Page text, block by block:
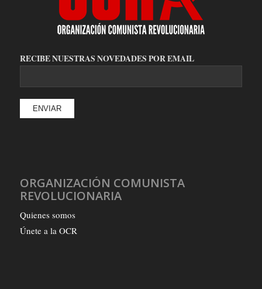
RECIBE NUESTRAS NOVEDADES POR EMAIL
ORGANIZACIÓN COMUNISTA
REVOLUCIONARIA
Quienes somos
Únete a la OCR